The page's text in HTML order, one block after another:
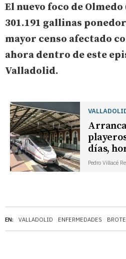
EN: VALLADOLID ENFERMEDADES
El nuevo foco de
301.191 gallinas
mayor censo afectado
ahora dentro de este
Valladolid.
días,
Pedro Villacé